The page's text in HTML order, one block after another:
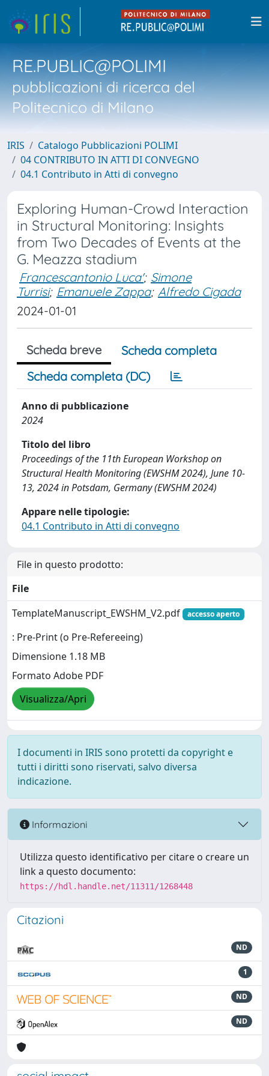
RE.PUBLIC@POLIMI
pubblicazioni di ricerca del
Politecnico di Milano
IRIS
Catalogo Pubblicazioni POLIMI
04 CONTRIBUTO IN ATTI DI CONVEGNO
04.1 Contributo in Atti di convegno
Exploring Human-Crowd Interaction
in Structural Monitoring: Insights
from Two Decades of Events at the
G. Meazza stadium
Francescantonio Luca'; Simone
Turrisi; Emanuele Zappa; Alfredo Cigada
2024-01-01
Scheda breve
Scheda completa
Scheda completa (DC)
Anno di pubblicazione
2024
Titolo del libro
Proceedings of the 11th European Workshop on
Structural Health Monitoring (EWSHM 2024), June 10-
13, 2024 in Potsdam, Germany (EWSHM 2024)
Appare nelle tipologie:
04.1 Contributo in Atti di convegno
File in questo prodotto:
File
TemplateManuscript_EWSHM_V2.pdf
accesso aperto
: Pre-Print (o Pre-Refereeing)
Dimensione 1.18 MB
Formato Adobe PDF
Visualizza/Apri
I documenti in IRIS sono protetti da copyright e
tutti i diritti sono riservati, salvo diversa
indicazione.
Informazioni
Utilizza questo identificativo per citare o creare un
link a questo documento:
https://hdl.handle.net/11311/1268448
Citazioni
ND
1
ND
ND